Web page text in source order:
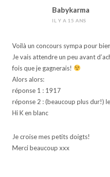
Babykarma
IL Y A 15 ANS
Voilà un concours sympa pour
Je vais attendre un peu avant
fois que je gagnerais!
Alors alors:
réponse 1 : 1917
réponse 2 : (beaucoup plus dur!)
Hi K en blanc
Je croise mes petits doigts!
Merci beaucoup xxx